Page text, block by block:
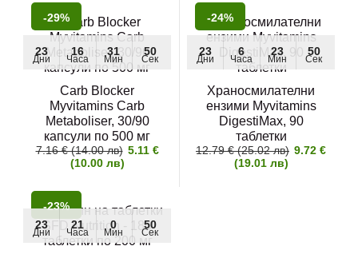
-29%
23
Дни
16
Часа
31
Мин
49
Сек
Carb Blocker
Myvitamins Carb
Metaboliser, 30/90
капсули по 500 мг
7.16 € (14.00 лв) 5.11 €
(10.00 лв)
-24%
23
Дни
6
Часа
23
Мин
49
Сек
Храносмилателни
ензими Myvitamins
DigestiMax, 90
таблетки
12.79 € (25.02 лв) 9.72 €
(19.01 лв)
-23%
23
Дни
21
Часа
0
Мин
49
Сек